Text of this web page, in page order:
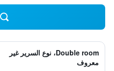
Double room، نوع السرير غير
معروف